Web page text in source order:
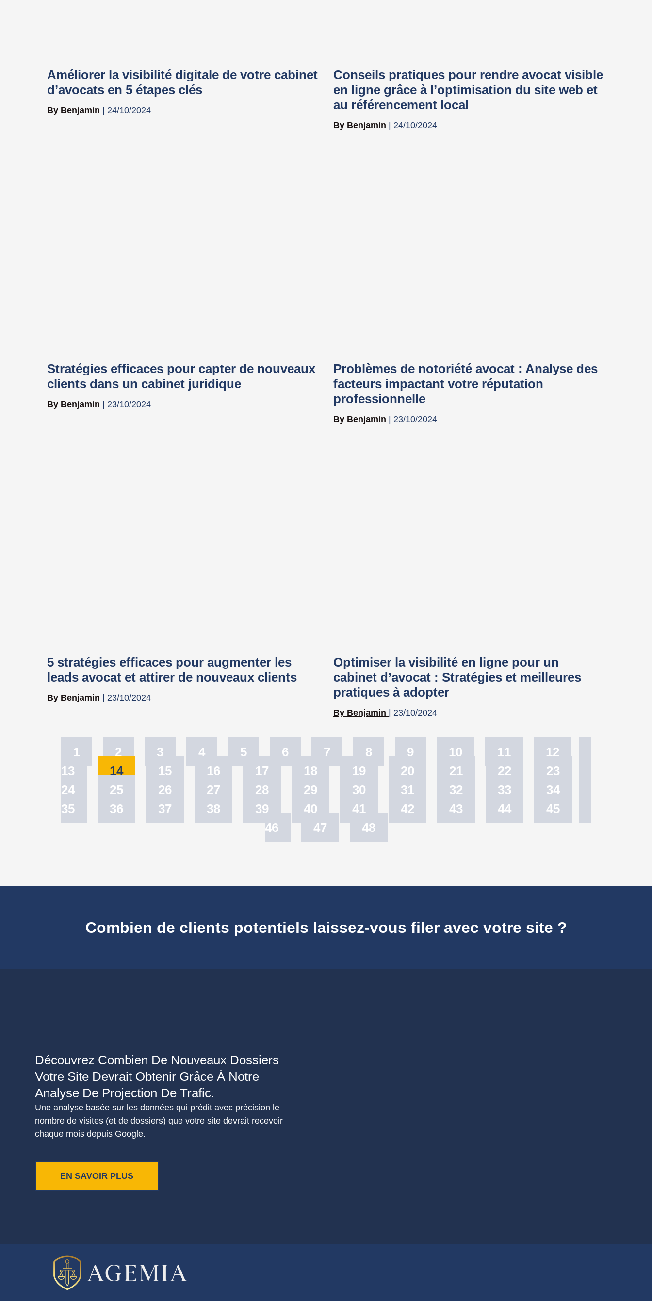
Améliorer la visibilité digitale de votre cabinet
d’avocats en 5 étapes clés
Benjamin 24/10/2024
Conseils pratiques pour rendre avocat visible
en ligne grâce à l’optimisation du site web et
au référencement local
Benjamin 24/10/2024
Stratégies efficaces pour capter de nouveaux
clients dans un cabinet juridique
Benjamin 23/10/2024
Problèmes de notoriété avocat : Analyse des
facteurs impactant votre réputation
professionnelle
Benjamin 23/10/2024
5 stratégies efficaces pour augmenter les
leads avocat et attirer de nouveaux clients
Benjamin 23/10/2024
Optimiser la visibilité en ligne pour un
cabinet d’avocat : Stratégies et meilleures
pratiques à adopter
Benjamin 23/10/2024
1 2 3 4 5 6 7 8 9 10 11
12
13
14 15 16 17 18 19 20 21 22
23
24
25 26 27 28 29 30 31 32 33
34
35
36 37 38 39 40 41 42 43 44
45
46
47 48
Combien de clients potentiels laissez-vous filer avec votre site ?
Découvrez Combien De Nouveaux Dossiers
Votre Site Devrait Obtenir Grâce À Notre
Analyse De Projection De Trafic.
Une analyse basée sur les données qui prédit avec précision le
nombre de visites (et de dossiers) que votre site devrait recevoir
chaque mois depuis Google.
EN SAVOIR PLUS